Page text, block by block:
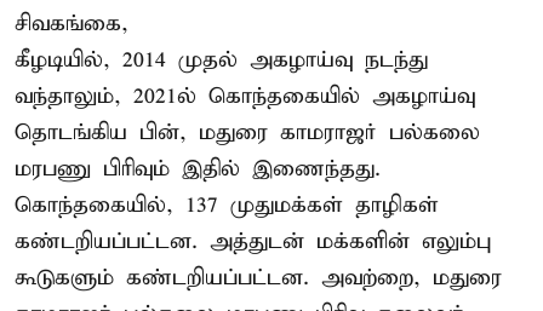
சிவகங்கை,
கீழடியில், 2014 முதல் அகழாய்வு நடந்து
வந்தாலும், 2021ல் கொந்தகையில் அகழாய்வு
தொடங்கிய பின், மதுரை காமராஜர் பல்கலை
மரபணு பிரிவும் இதில் இணைந்தது.
கொந்தகையில், 137 முதுமக்கள் தாழிகள்
கண்டறியப்பட்டன. அத்துடன் மக்களின் எலும்பு
கூடுகளும் கண்டறியப்பட்டன. அவற்றை, மதுரை